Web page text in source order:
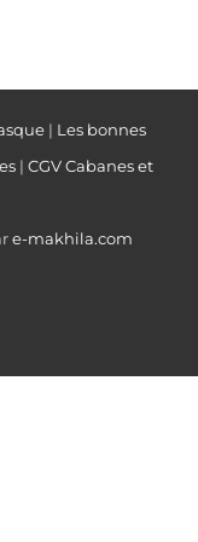
| Les bonnes
| CGV Cabanes et
e-makhila.com